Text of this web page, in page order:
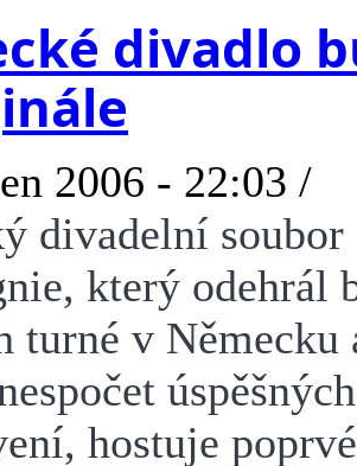
divadlo
2006 - 22:03 /
divadelní
který odehrál
turné v Německu
úspěšných
hostuje